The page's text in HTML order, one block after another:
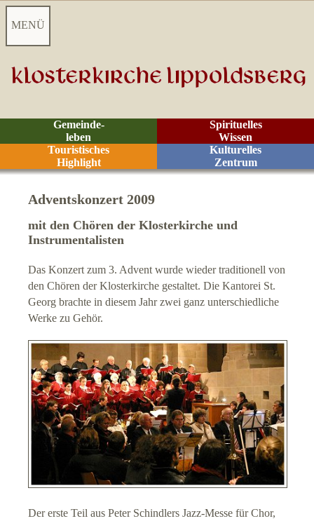
MENÜ
Startseite
Videoarchiv
Kontakt
Jahresprogramm
Kantorat
Posaunenchor
Kinderchor / Jugendchor
Klangstelen, Orgel & Co
Theater und Kirche
Märchen und Kirche
Spirituelles
Wissen
Gemeinde-
leben
Kulturelles
Zentrum
Touristisches
Highlight
Adventskonzert 2009
mit den Chören der Klosterkirche und
Instrumentalisten
Das Konzert zum 3. Advent wurde wieder traditionell von
den Chören der Klosterkirche gestaltet. Die Kantorei St.
Georg brachte in diesem Jahr zwei ganz unterschiedliche
Werke zu Gehör.
Der erste Teil aus Peter Schindlers Jazz-Messe für Chor,